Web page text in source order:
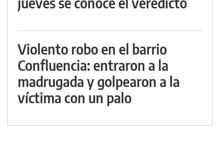
Violento robo en el barrio
Confluencia: entraron a la
madrugada y golpearon a la
víctima con un palo